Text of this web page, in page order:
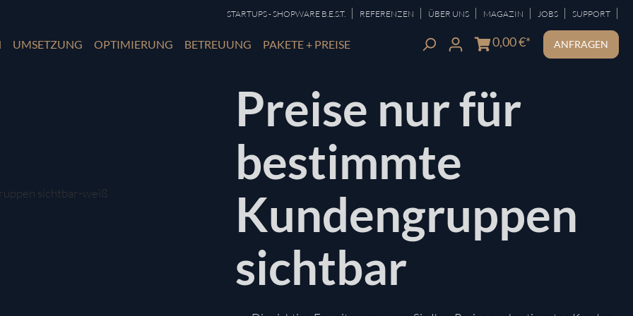
STARTUPS - SHOPWARE B.E.S.T. | REFERENZEN | ÜBER UNS | MAGAZIN | JOBS | SUPPORT |
UMSETZUNG OPTIMIERUNG BETREUUNG PAKETE + PREISE 0,00 €* ANFRAGEN
Preise nur für
bestimmte
Kundengruppen
sichtbar